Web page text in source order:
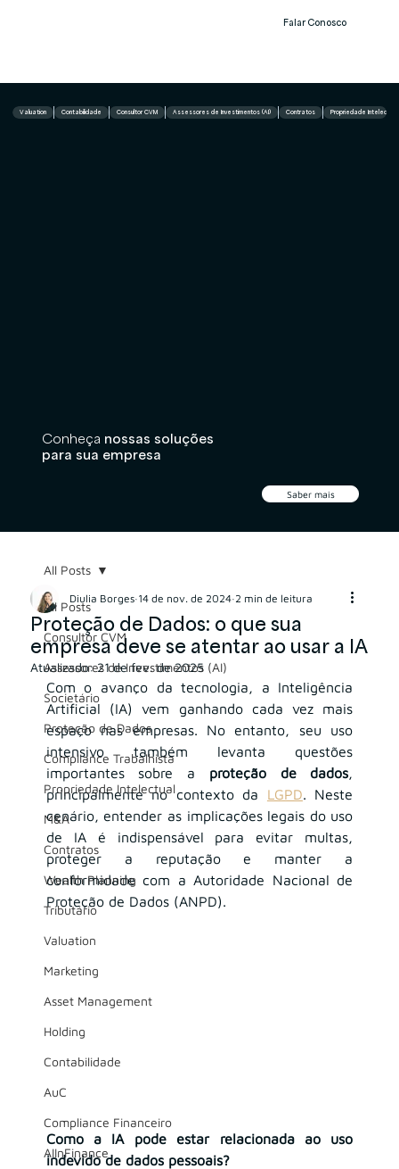
Falar Conosco
Conheça nossas soluções
para sua empresa
Saber mais
Valuation Contabilidade Consultor CVM Assessores de Investimentos (AI) Contratos Propriedade Intelectual
All Posts
Consultor CVM
Assessores de Investimentos (AI)
Societário
Proteção de Dados
Compliance Trabalhista
Propriedade Intelectual
M&A
Contratos
Wealth Planning
Tributário
Valuation
Marketing
Asset Management
Holding
Contabilidade
AuC
Compliance Financeiro
AIInFinance
All Posts
Proteção de Dados: o que sua
empresa deve se atentar ao usar a IA
Diulia Borges 14 de nov. de 2024 2 min de leitura
Atualizado:21 de fev. de 2025
Com o avanço da tecnologia, a Inteligência
Artificial (IA) vem ganhando cada vez mais
espaço nas empresas. No entanto, seu uso
intensivo também levanta questões
importantes sobre a proteção de dados,
principalmente no contexto da
LGPD. Neste
cenário, entender as implicações legais do uso
de IA é indispensável para evitar multas,
proteger a reputação e manter a
conformidade com a Autoridade Nacional de
Proteção de Dados (ANPD).
Como a IA pode estar relacionada ao uso
indevido de dados pessoais?